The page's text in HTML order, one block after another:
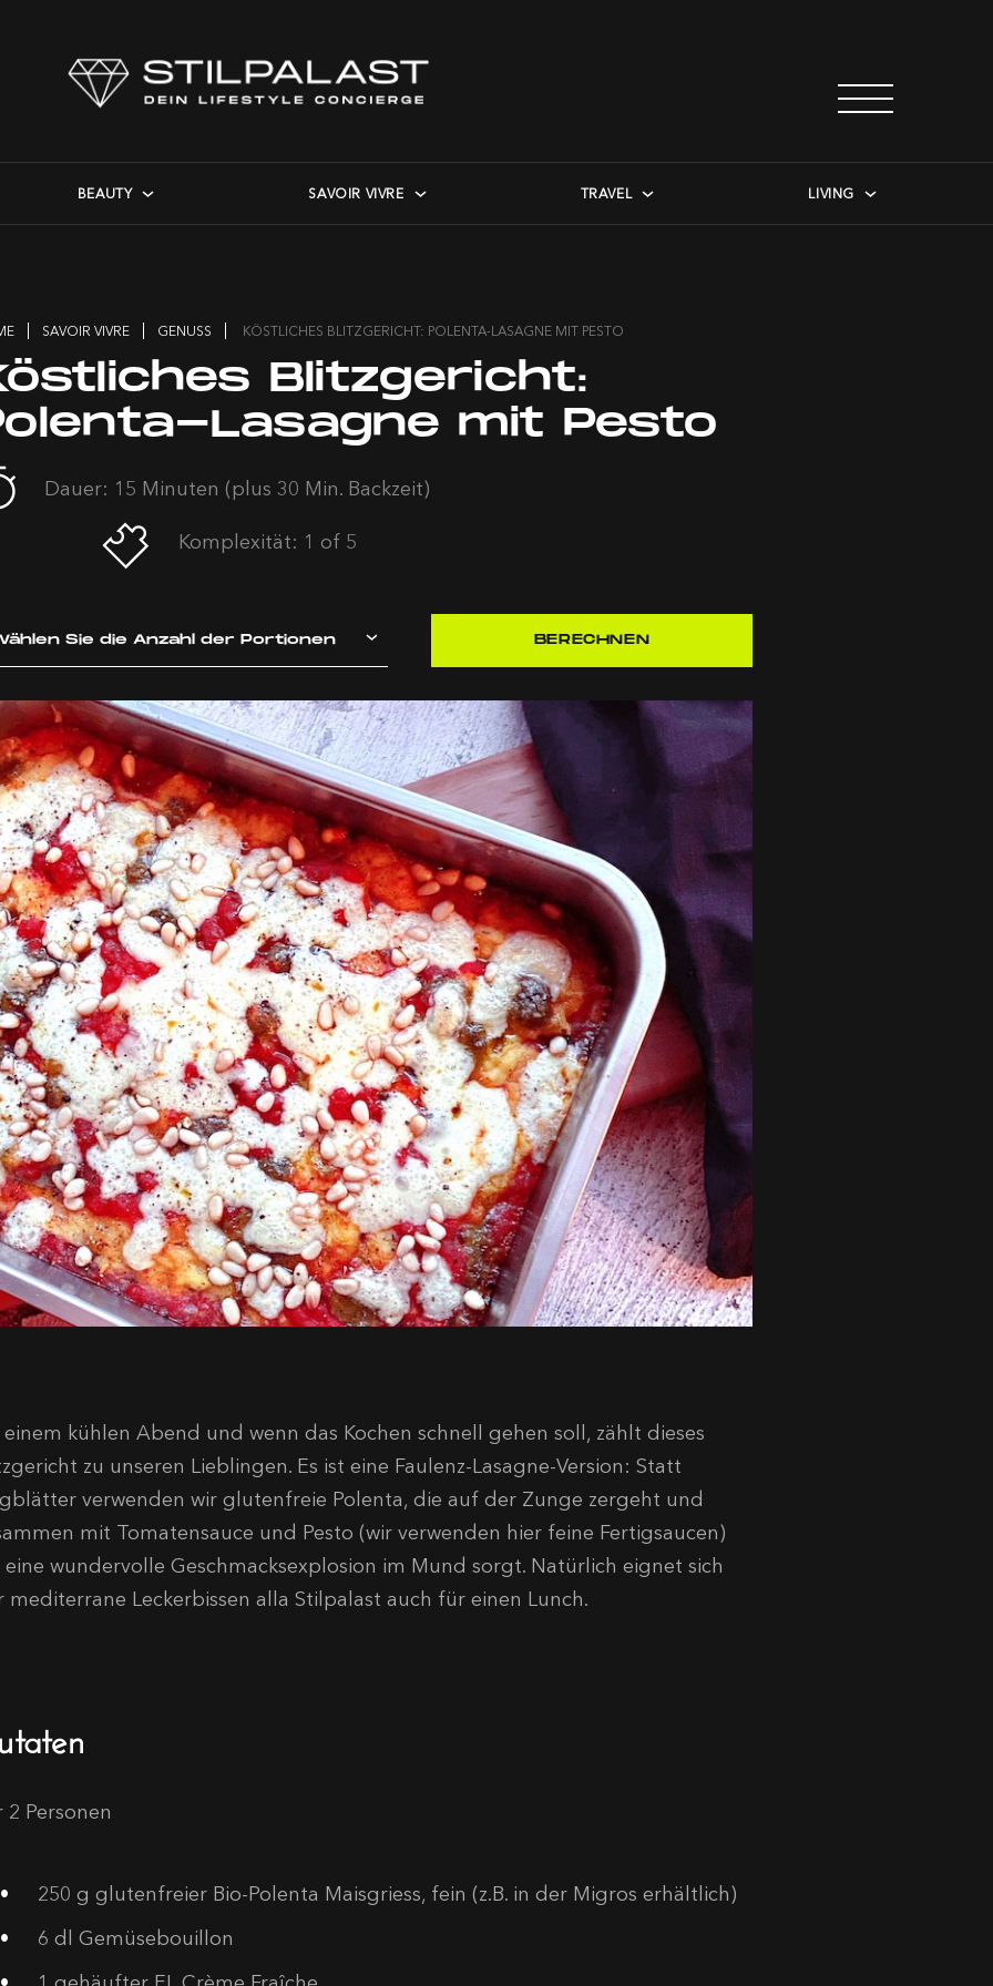
BEAUTY SAVOIR VIVRE TRAVEL LIVING
SAVOIR VIVRE GENUSS KÖSTLICHES BLITZGERICHT: POLENTA-LASAGNE MIT PESTO
Blitzgericht:
Lasagne mit Pesto
Dauer: 15 Minuten (plus 30 Min. Backzeit)
Komplexität: 1 of 5
Sie die Anzahl der Portionen
kühlen Abend und wenn das Kochen schnell gehen soll, zählt dieses
zu unseren Lieblingen. Es ist eine Faulenz-Lasagne-Version: Statt
verwenden wir glutenfreie Polenta, die auf der Zunge zergeht und
mit Tomatensauce und Pesto (wir verwenden hier feine Fertigsaucen)
wundervolle Geschmacksexplosion im Mund sorgt. Natürlich eignet sich
mediterrane Leckerbissen alla Stilpalast auch für einen Lunch.
2 Personen
250 g glutenfreier Bio-Polenta Maisgriess, fein (z.B. in der Migros erhältlich)
6 dl Gemüsebouillon